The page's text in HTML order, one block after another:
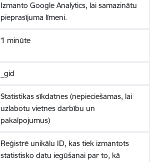
Izmanto Google Analytics, lai samazinātu
pieprasījuma līmeni.
1 minūte
_gid
Statistikas sīkdatnes (nepieciešamas, lai
uzlabotu vietnes darbību un
pakalpojumus)
Reģistrē unikālu ID, kas tiek izmantots
statistisko datu iegūšanai par to, kā